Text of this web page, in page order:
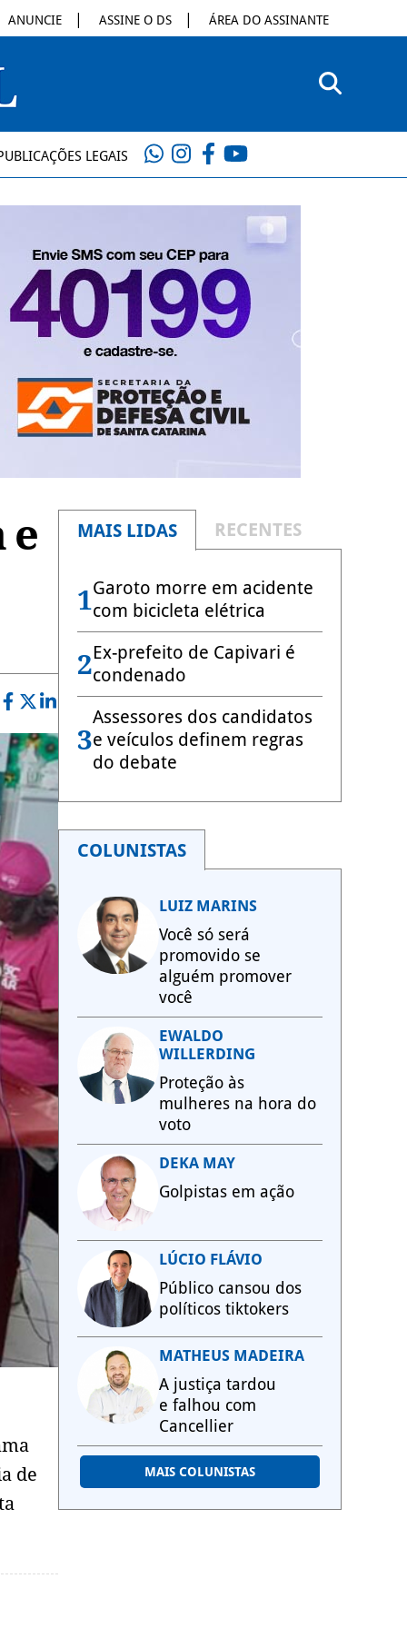
ANUNCIE ASSINE O DS ÁREA DO ASSINANTE
LEGAIS
e
de
MAIS LIDAS RECENTES
1Garoto morre em acidente
com bicicleta elétrica
2Ex-prefeito de Capivari é
condenado
3
Assessores dos candidatos
e veículos definem regras
do debate
COLUNISTAS
LUIZ MARINS
Você só será
promovido se
alguém promover
você
EWALDO
WILLERDING
Proteção às
mulheres na hora do
voto
DEKA MAY
Golpistas em ação
LÚCIO FLÁVIO
Público cansou dos
políticos tiktokers
MATHEUS MADEIRA
A justiça tardou
e falhou com
Cancellier
MAIS COLUNISTAS